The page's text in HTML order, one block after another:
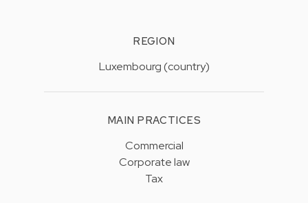
REGION
Luxembourg (country)
MAIN PRACTICES
Commercial
Corporate law
Tax